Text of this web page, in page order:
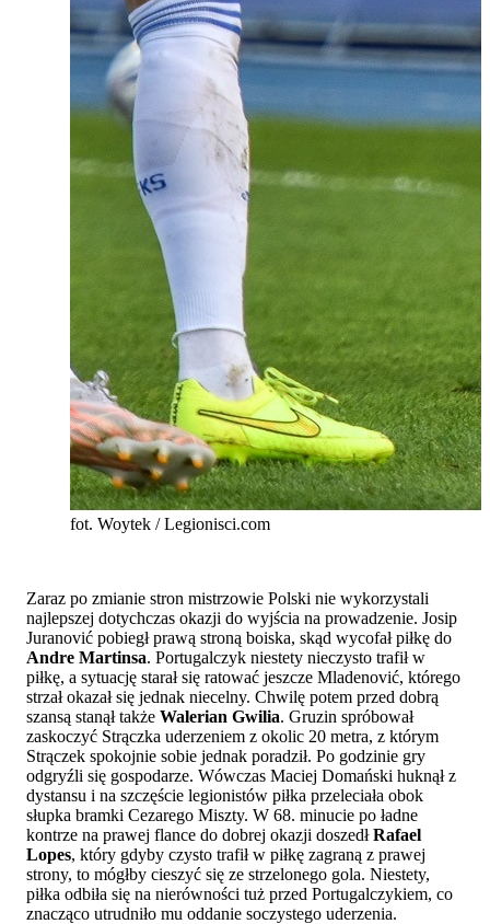
fot. Woytek / Legionisci.com
Zaraz po zmianie stron mistrzowie Polski nie wykorzystali
najlepszej dotychczas okazji do wyjścia na prowadzenie. Josip
Juranović pobiegł prawą stroną boiska, skąd wycofał piłkę do
Andre Martinsa. Portugalczyk niestety nieczysto trafił w
piłkę, a sytuację starał się ratować jeszcze Mladenović, którego
strzał okazał się jednak niecelny. Chwilę potem przed dobrą
szansą stanął także Walerian Gwilia. Gruzin spróbował
zaskoczyć Strączka uderzeniem z okolic 20 metra, z którym
Strączek spokojnie sobie jednak poradził. Po godzinie gry
odgryźli się gospodarze. Wówczas Maciej Domański huknął z
dystansu i na szczęście legionistów piłka przeleciała obok
słupka bramki Cezarego Miszty. W 68. minucie po ładne
kontrze na prawej flance do dobrej okazji doszedłRafael
Lopes, który gdyby czysto trafił w piłkę zagraną z prawej
strony, to mógłby cieszyć się ze strzelonego gola. Niestety,
piłka odbiła się na nierówności tuż przed Portugalczykiem, co
znacząco utrudniło mu oddanie soczystego uderzenia.